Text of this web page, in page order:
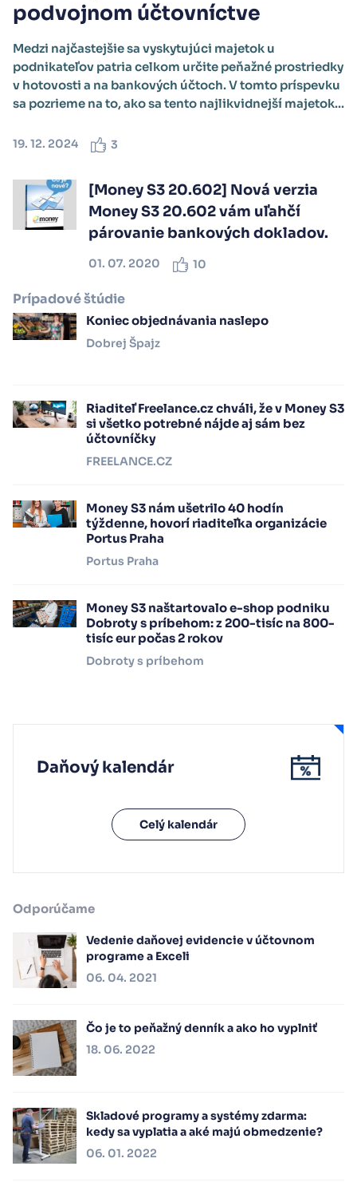
podvojnom účtovníctve
Medzi najčastejšie sa vyskytujúci majetok u
podnikateľov patria celkom určite peňažné prostriedky
v hotovosti a na bankových účtoch. V tomto príspevku
sa pozrieme na to, ako sa tento najlikvidnejší majetok...
19. 12. 2024 3
[Money S3 20.602] Nová verzia
Money S3 20.602 vám uľahčí
párovanie bankových dokladov.
01. 07. 2020 10
Prípadové štúdie
Koniec objednávania naslepo
Dobrej Špajz
Riaditeľ Freelance.cz chváli, že v Money S3
si všetko potrebné nájde aj sám bez
účtovníčky
FREELANCE.CZ
Money S3 nám ušetrilo 40 hodín
týždenne, hovorí riaditeľka organizácie
Portus Praha
Portus Praha
Money S3 naštartovalo e-shop podniku
Dobroty s príbehom: z 200-tisíc na 800-
tisíc eur počas 2 rokov
Dobroty s príbehom
Daňový kalendár
Celý kalendár
Odporúčame
Vedenie daňovej evidencie v účtovnom
programe a Exceli
06. 04. 2021
Čo je to peňažný denník a ako ho vyplniť
18. 06. 2022
Skladové programy a systémy zdarma:
kedy sa vyplatia a aké majú obmedzenie?
06. 01. 2022